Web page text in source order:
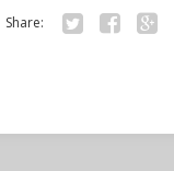
Share: